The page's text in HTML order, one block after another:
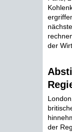
der
der